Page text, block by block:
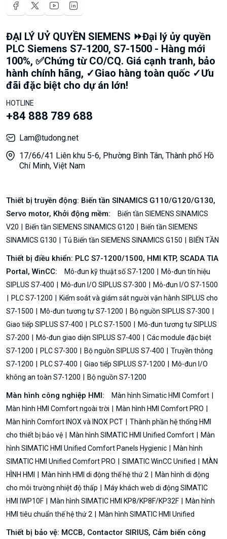
ĐẠI LÝ UỶ QUYỀN SIEMENS ⏩Đại lý ủy quyền
PLC Siemens S7-1200, S7-1500 - Hàng mới
100%, ✅Chứng từ CO/CQ. Giá cạnh tranh, bảo
hành chính hãng, ✓Giao hàng toàn quốc ✓Ưu
đãi đặc biệt cho dự án lớn!
HOTLINE
+84 888 789 688
Lam@tudong.net
17/66/41 Liên khu 5-6, Phường Bình Tân, Thành phố Hồ
Chí Minh, Việt Nam
Thiết bị truyền động: Biến tần SINAMICS G110/G120/G130,
Servo motor, Khởi động mềm:
Biến tần SIEMENS SINAMICS
V20
Biến tần SIEMENS SINAMICS G120
Biến tần SIEMENS
SINAMICS G130
Tủ Biến tần SIEMENS SINAMICS G150 BIẾN TẦN
Thiết bị điều khiển: PLC S7-1200/1500, HMI KTP, SCADA TIA
Portal, WinCC:
Mô-đun kỹ thuật số S7-1200
Mô-đun tín hiệu
SIPLUS S7-400
Mô-đun I/O SIPLUS S7-300
Mô-đun I/O S7-1500
PLC S7-1200
Kiểm soát và giám sát người vận hành SIPLUS cho
S7-1500
Mô-đun tương tự S7-1200
Bộ nguồn SIPLUS S7-300
Giao tiếp SIPLUS S7-400
PLC S7-1500
Mô-đun tương tự SIPLUS
S7-200
Mô-đun giao diện SIPLUS S7-400
Các module đặc biệt
S7-1200
PLC S7-300 Bộ nguồn SIPLUS S7-400
Truyền thông
S7-1200
PLC S7-400 Giao tiếp SIPLUS S7-1200
Mô-đun I/O
không an toàn S7-1200
Bộ nguồn S7-1200
Màn hình công nghiệp HMI:
Màn hình Simatic HMI Comfort
Màn hình HMI Comfort ngoài trời
Màn hình HMI Comfort PRO
Màn hình Comfort INOX và INOX PCT
Thành phần hệ thống HMI
cho thiết bị bảo vệ
Màn hình SIMATIC HMI Unified Comfort
Màn
hình SIMATIC HMI Unified Comfort Panels Hygienic
Màn hình
SIMATIC HMI Unified Comfort PRO
SIMATIC WinCC Unified
MÀN
HÌNH HMI
Màn hình HMI di động thế hệ thứ 2
Màn hình di động
cho môi trường nhiệt độ thấp
Máy khách web di động SIMATIC
HMI IWP10F
Màn hình SIMATIC HMI KP8/KP8F/KP32F
Màn hình
HMI tiêu chuẩn thế hệ thứ 2
Màn hình SIMATIC HMI Unified
Thiết bị bảo vệ: MCCB, Contactor SIRIUS, Cảm biến công